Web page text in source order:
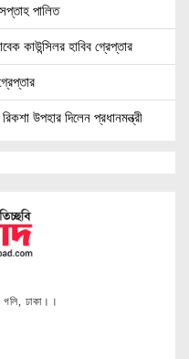
পালিত
কাউন্সিলর হাবিব গ্রেপ্তার
উপহার দিলেন প্রধানমন্ত্রী
গ্রেপ্তার
১
বুকে
ঐক্যবদ্ধ হওয়ার আহ্বান
ঢাকা।।